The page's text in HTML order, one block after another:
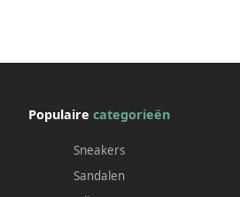
Populaire categorieën
Sneakers
Sandalen